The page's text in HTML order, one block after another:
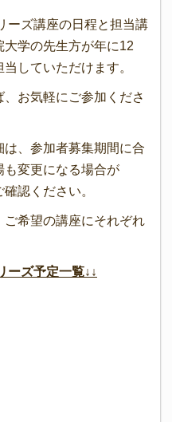
ーズ講座の日程と担当講
学の先生方が年に12
していただけます。
お気軽にご参加くださ
、参加者募集期間に合
も変更になる場合が
認ください。
希望の講座にそれぞれ
ズ予定一覧↓↓